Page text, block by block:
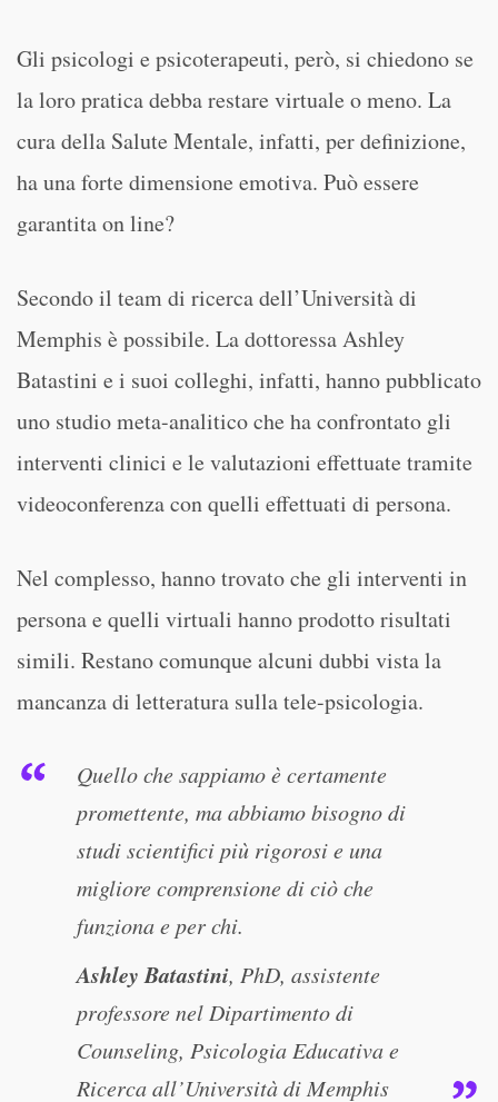
Gli psicologi e psicoterapeuti, però, si chiedono se
la loro pratica debba restare virtuale o meno. La
cura della Salute Mentale, infatti, per definizione,
ha una forte dimensione emotiva. Può essere
garantita on line?
Secondo il team di ricerca dell’Università di
Memphis è possibile. La dottoressa Ashley
Batastini e i suoi colleghi, infatti, hanno pubblicato
uno studio meta-analitico che ha confrontato gli
interventi clinici e le valutazioni effettuate tramite
videoconferenza con quelli effettuati di persona.
Nel complesso, hanno trovato che gli interventi in
persona e quelli virtuali hanno prodotto risultati
simili. Restano comunque alcuni dubbi vista la
mancanza di letteratura sulla tele-psicologia.
Quello che sappiamo è certamente
promettente, ma abbiamo bisogno di
studi scientifici più rigorosi e una
migliore comprensione di ciò che
funziona e per chi.
Ashley Batastini, PhD, assistente
professore nel Dipartimento di
Counseling, Psicologia Educativa e
Ricerca all’Università di Memphis